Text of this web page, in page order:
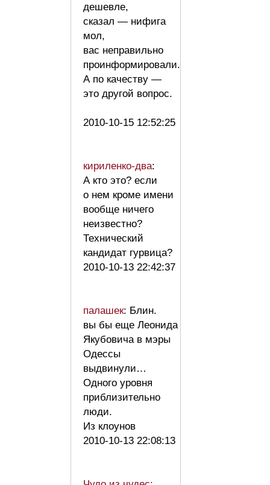
дешевле,
сказал — нифига
мол,
вас неправильно
проинформировали.
А по качеству —
это другой вопрос.
2010-10-15 12:52:25
кириленко-два:
А кто это? если
о нем кроме имени
вообще ничего
неизвестно?
Технический
кандидат гурвица?
2010-10-13 22:42:37
палашек: Блин.
вы бы еще Леонида
Якубовича в мэры
Одессы
выдвинули…
Одного уровня
приблизительно
люди.
Из клоунов
2010-10-13 22:08:13